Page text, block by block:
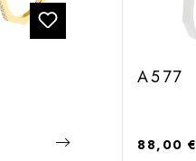
A577
88,00 €